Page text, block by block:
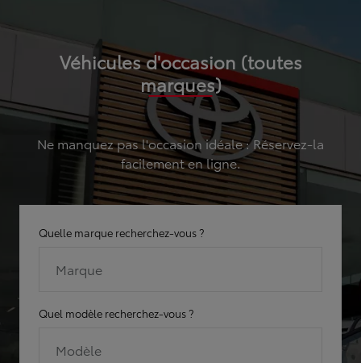
Véhicules d'occasion (toutes
marques)
Ne manquez pas l'occasion idéale : Réservez-la
facilement en ligne.
Quelle marque recherchez-vous ?
Marque
Quel modèle recherchez-vous ?
Modèle